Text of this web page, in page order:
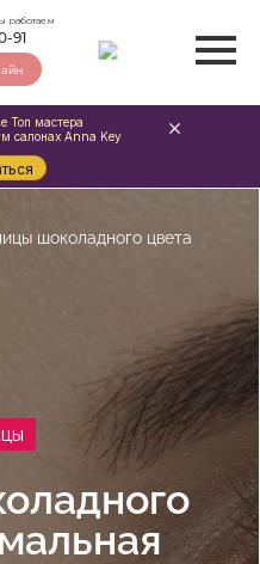
работаем
91
шоколадного цвета
мастера
салонах Anna Key